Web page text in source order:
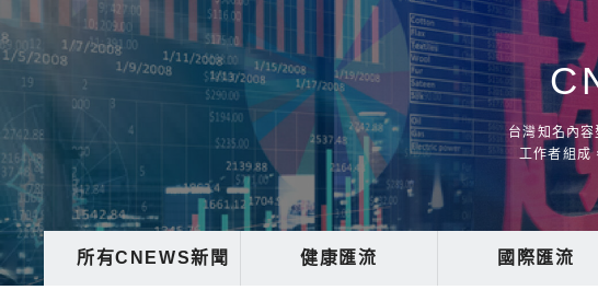
台灣知名內
工作者組成
所有CNEWS新聞 健康匯流 國際匯流